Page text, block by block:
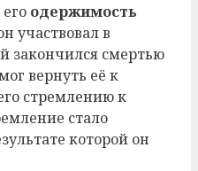
одержимость
участвовал в
закончился смертью
вернуть её к
стремлению к
стало
которой он